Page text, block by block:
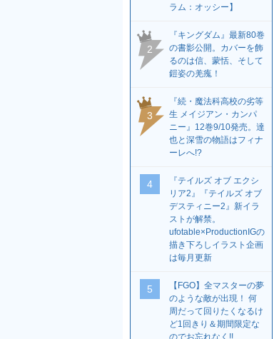
ラム：オッシー】
2
『キングダム』最新80巻
の書影公開。カバーを飾
るのは信、蒙恬、そして
鎧姿の羌瘣！
3
『続・魔法科高校の劣等
生 メイジアン・カンパ
ニー』12巻9/10発売。達
也と深雪の物語はフィナ
ーレへ!?
4
『テイルズ オブ エクシ
リア2』『テイルズ オブ
デスティニー2』新イラ
ストが解禁。
ufotable×ProductionIGの
描き下ろしイラスト企画
は毎月更新
5
【FGO】全マスターの夢
のような敵が出現！ 何
周だって回りたくなるけ
ど1回きり＆期間限定な
のでお忘れなく!!